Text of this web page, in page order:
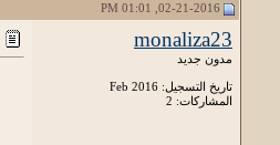
monaliza23
مدون جديد
تاريخ التسجيل: Feb 2016
المشاركات: 2